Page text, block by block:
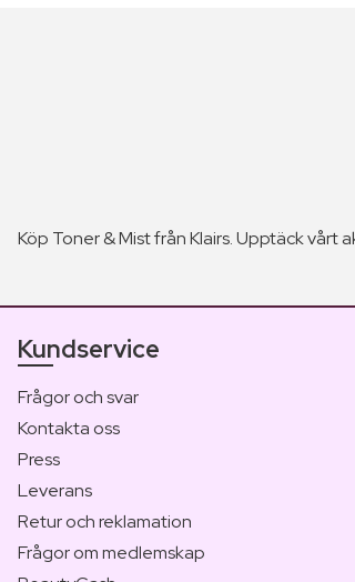
Köp Toner & Mist från Klairs. Upptäck vårt
Kundservice
Frågor och svar
Kontakta oss
Press
Leverans
Retur och reklamation
Frågor om medlemskap